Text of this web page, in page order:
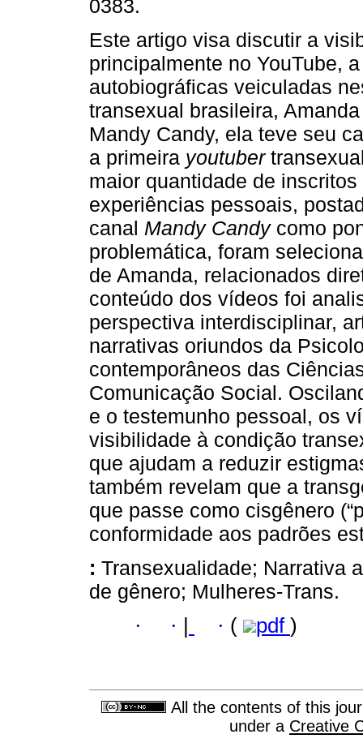
0383.
Este artigo visa discutir a
principalmente no YouTube,
autobiográficas veiculadas
transexual brasileira,
Mandy Candy, ela teve seu
a primeira youtuber
maior quantidade de
experiências pessoais,
canal Mandy Candycomo
problemática, foram
de Amanda, relacionados
conteúdo dos vídeos foi
perspectiva interdisciplinar,
narrativas oriundos da
contemporâneos das
Comunicação Social.
e o testemunho pessoal, os
visibilidade à condição
que ajudam a reduzir
também revelam que a
que passe como cisgênero
conformidade aos padrões
: Transexualidade; Narrativa
de gênero; Mulheres-Trans.
· · · ( pdf )
All the contents of this
under a Creative